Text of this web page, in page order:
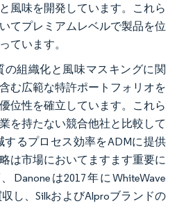
風味を開発しています。これら
てプレミアムレベルで製品を位
ています。
の組織化と風味マスキングに関
む広範な特許ポートフォリオを
位性を確立しています。これら
を持たない競合他社と比較して
するプロセス効率をADMに提供
は市場においてますます重要に
は2017年にWhiteWave
し、SilkおよびAlproブランドの